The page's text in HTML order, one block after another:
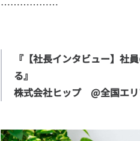
『【社長インタビュー】社
る』
株式会社ヒップ　@全国エ